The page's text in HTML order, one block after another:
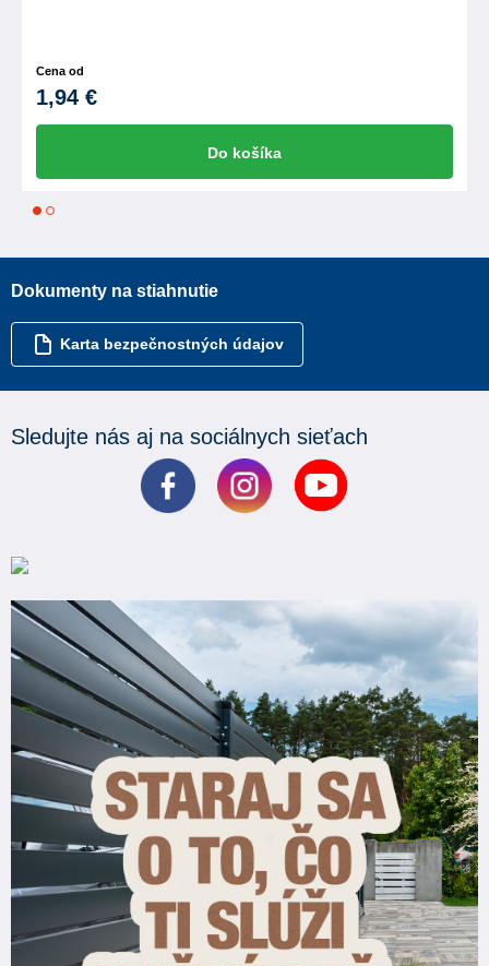
Cena od
1,94 €
Do košíka
1
Dokumenty na stiahnutie
Karta bezpečnostných údajov
Sledujte nás aj na sociálnych sieťach